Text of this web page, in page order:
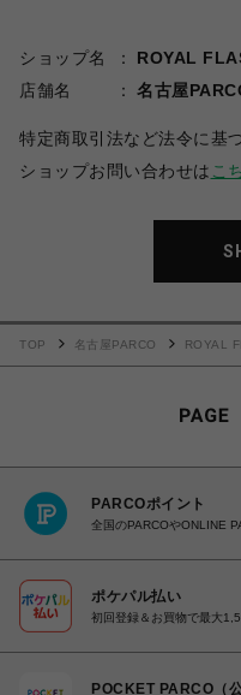
ショップ名
ROYAL
店舗名
名古屋
特定商取引法など法令に基
ショップお問い合わせは こ
TOP 名古屋PARCO ROYAL
PARCOポイント
全国のPARCOやONLINE
ポケパル払い
初回登録＆お買物で最大
POCKET PARCO（